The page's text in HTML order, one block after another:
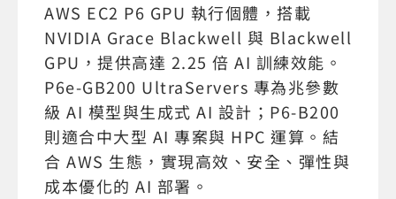
AWS EC2 P6 GPU 執行個體，搭載
NVIDIA Grace Blackwell 與 Blackwell
GPU，提供高達 2.25 倍 AI 訓練效能。
P6e-GB200 UltraServers 專為兆參數
級 AI 模型與生成式 AI 設計；P6-B200
則適合中大型 AI 專案與 HPC 運算。結
合 AWS 生態，實現高效、安全、彈性與
成本優化的 AI 部署。